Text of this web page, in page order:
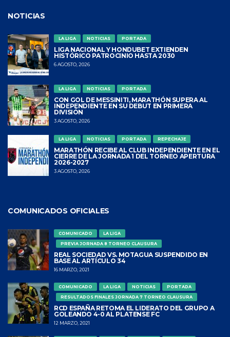
NOTICIAS
LA LIGA NOTICIAS PORTADA
LIGA NACIONAL Y HONDUBET EXTIENDEN
HISTÓRICO PATROCINIO HASTA 2030
6 AGOSTO, 2026
LA LIGA NOTICIAS PORTADA
CON GOL DE MESSINITI, MARATHÓN SUPERA AL
INDEPENDIENTE EN SU DEBUT EN PRIMERA
DIVISIÓN
3 AGOSTO, 2026
LA LIGA NOTICIAS PORTADA REPECHAJE
MARATHÓN RECIBE AL CLUB INDEPENDIENTE EN EL
CIERRE DE LA JORNADA 1 DEL TORNEO APERTURA
2026-2027
3 AGOSTO, 2026
COMUNICADOS OFICIALES
COMUNICADO
LA LIGA
PREVIA JORNADA 8 TORNEO CLAUSURA
REAL SOCIEDAD VS. MOTAGUA SUSPENDIDO EN
BASE AL ARTÍCULO 34
16 MARZO, 2021
COMUNICADO LA LIGA NOTICIAS
PORTADA
RESULTADOS FINALES JORNADA 7 TORNEO CLAUSURA
RCD ESPAÑA RETOMA EL LIDERATO DEL GRUPO A
GOLEANDO 4-0 AL PLATENSE FC
12 MARZO, 2021